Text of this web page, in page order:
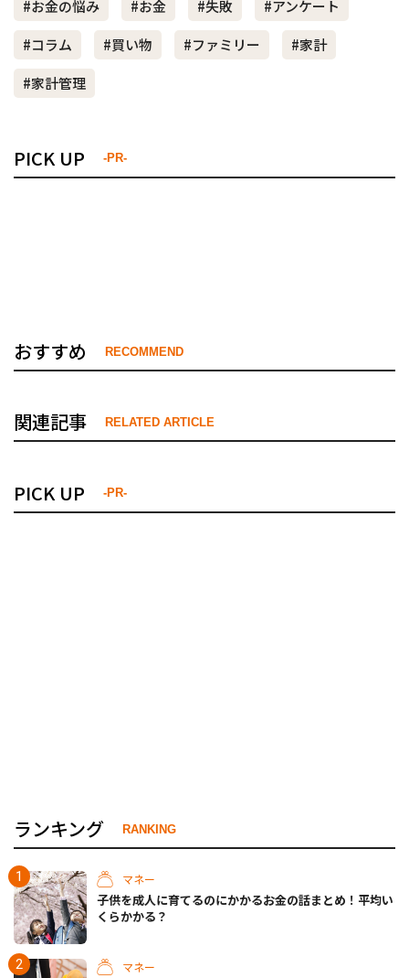
#お金の悩み #お金 #失敗
#アンケート
#コラム
#買い物 #ファミリー
#家計
#家計管理
PICK UP -PR-
おすすめ RECOMMEND
関連記事 RELATED ARTICLE
PICK UP -PR-
ランキング RANKING
マネー
子供を成人に育てるのにかかるお金の話まとめ！平均い
くらかかる？
マネー